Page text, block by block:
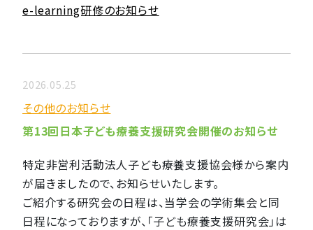
e-learning研修のお知らせ
2026.05.25
その他のお知らせ
第13回日本子ども療養支援研究会開催のお知らせ
特定非営利活動法人子ども療養支援協会様から案内
が届きましたので、お知らせいたします。
ご紹介する研究会の日程は、当学会の学術集会と同
日程になっておりますが、「子ども療養支援研究会」は